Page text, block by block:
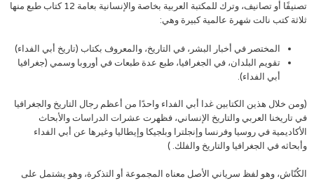
تصنيفًا أو تصانيف، وترك للمكتبة العربية بخاصة والإنسانية بعامة 12 كتاب طبع منها
ثلاثة كتب نالت شهرة عالمية كبيرة وهي:
المختصر في أخبار البشر، في التاريخ، والمعروف بكتاب (تاريخ أبي الفداء)
تقويم البلدان، في الجغرافيا، طبع عدة طبعات في أوروبا وسمي (جغرافيا
أبي الفداء).
(ومن خلال هذين الكتابين غدا أبي الفداء واحدًا من أعظم رجال التاريخ والجغرافيا
في تاريخنا العربي والتاريخ الإنساني، فظهرت عشرات الدراسات والأبحاث
الأكاديمية في روسيا وفرنسا وإنجلترا وبلجيكا وإيطاليا وغيرها عن أبي الفداء
وأبحاثه في الجغرافيا والتاريخ والفلك. )
الكُنّاش، وهو لفظ سرياني الأصل معناه المجموعة أو التذكرة، وهو يشتمل على